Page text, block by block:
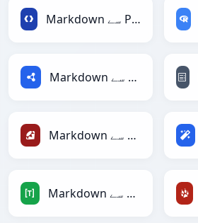
Markdown سے Protobuf
Markdown سے RDF
Markdown سے Ruby
Markdown سے TOML